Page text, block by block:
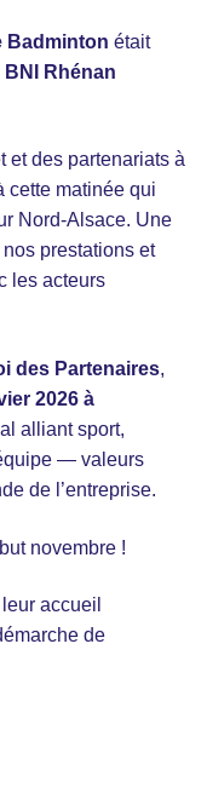
Badminton était
BNI Rhénan
et des partenariats à
cette matinée qui
Nord-Alsace. Une
prestations et
les acteurs
des Partenaires,
2026 à
alliant sport,
— valeurs
de l’entreprise.
novembre !
accueil
de